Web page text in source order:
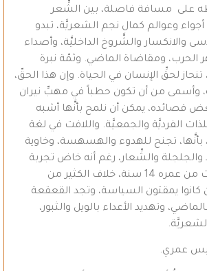
على مسافة فاصلة، بين الشِّعر
وعوالم كمال نجم الشعريَّة، تبدو
والانكسار والشَّروخ الداخليَّة، وأصداء
الحرب، ومقاضاة الماضي. وثمّة نبرة
لحقِّ الإنسان في الحياة. وإن هذا الحقّ،
وأسمى من أن تكون حطباً في مهبِّ نيران
قصائده، يمكن أن نلمح بأنَّها أشبه
الفرديَّة والجمعيَّة. واللافت في لغة
تجنح للهدوء والهسهسة، وخاوية
والجلجلة والشِّعار، رغم أنه خاض تجربة
سياسيَّة ثوريَّة، أخذت من عمره 14 سنة، خلاف الكثير من
كانوا يمقتون السياسة، وتجد القعقعة
وتهديد الأعداء بالويل والثبور،
عمري.